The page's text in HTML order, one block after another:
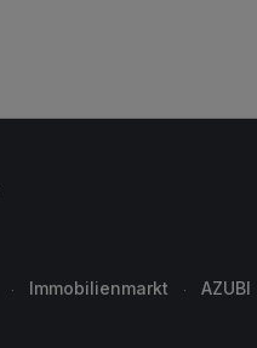
Immobilienmarkt AZUBI